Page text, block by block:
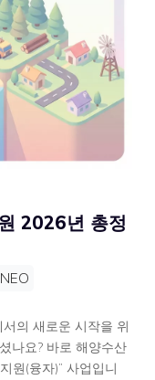
2026년 총정
NEO
의 새로운 시작을 위
나요? 바로 해양수산
원(융자)” 사업입니